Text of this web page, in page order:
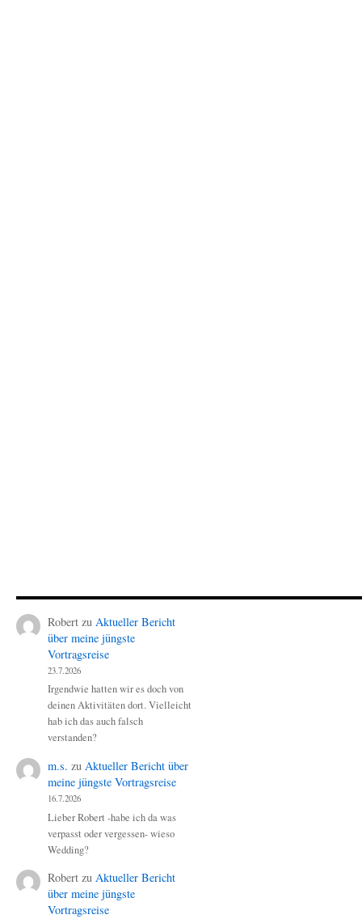
Robert zu Aktueller Bericht
über meine jüngste
Vortragsreise
23.7.2026
Irgendwie hatten wir es doch von
deinen Aktivitäten dort. Vielleicht
hab ich das auch falsch
verstanden?
m.s. zu Aktueller Bericht über
meine jüngste Vortragsreise
16.7.2026
Lieber Robert -habe ich da was
verpasst oder vergessen- wieso
Wedding?
Robert zu Aktueller Bericht
über meine jüngste
Vortragsreise